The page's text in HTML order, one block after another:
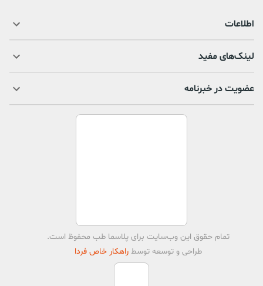
اطلاعات
لینک‌های مفید
عضویت در خبرنامه
تمام حقوق اين وب‌سايت برایپلاسما طب محفوظ است.
طراحی و توسعه توسط راهکار خاص فردا